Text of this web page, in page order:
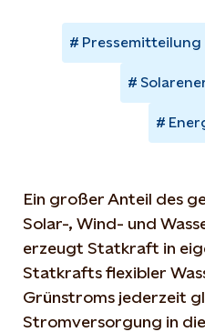
Pressemitteilung
Ein großer Anteil des
Solar-, Wind- und
erzeugt Statkraft in
Statkrafts flexibler
Grünstroms jederzeit
Stromversorgung in